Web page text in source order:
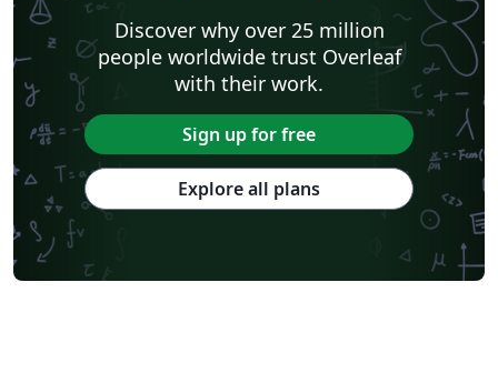
Discover why over 25 million
people worldwide trust Overleaf
with their work.
Sign up for free
Explore all plans